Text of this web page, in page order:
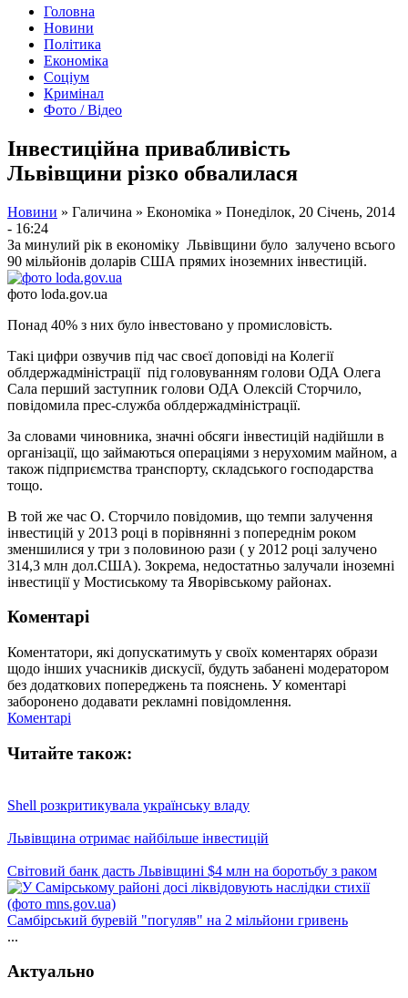
Головна
Новини
Політика
Економіка
Соціум
Кримінал
Фото / Відео
Інвестиційна привабливість
Львівщини різко обвалилася
Новини » Галичина » Економіка » Понеділок, 20 Січень, 2014
- 16:24
За минулий рік в економіку Львівщини було залучено всього
90 мільйонів доларів США прямих іноземних інвестицій.
фото loda.gov.ua
Понад 40% з них було інвестовано у промисловість.
Такі цифри озвучив під час своєї доповіді на Колегії
облдержадміністрації під головуванням голови ОДА Олега
Сала перший заступник голови ОДА Олексій Сторчило,
повідомила прес-служба облдержадміністрації.
За словами чиновника, значні обсяги інвестицій надійшли в
організації, що займаються операціями з нерухомим майном, а
також підприємства транспорту, складського господарства
тощо.
В той же час О. Сторчило повідомив, що темпи залучення
інвестицій у 2013 році в порівнянні з попереднім роком
зменшилися у три з половиною рази ( у 2012 році залучено
314,3 млн дол.США). Зокрема, недостатньо залучали іноземні
інвестиції у Мостиському та Яворівському районах.
Коментарі
Коментатори, які допускатимуть у своїх коментарях образи
щодо інших учасників дискусії, будуть забанені модератором
без додаткових попереджень та пояснень. У коментарі
заборонено додавати рекламні повідомлення.
Коментарі
Читайте також:
Shell розкритикувала українську владу
Львівщина отримає найбільше інвестицій
Світовий банк дасть Львівщині $4 млн на боротьбу з раком
Самбірський буревій "погуляв" на 2 мільйони гривень
...
Актуально